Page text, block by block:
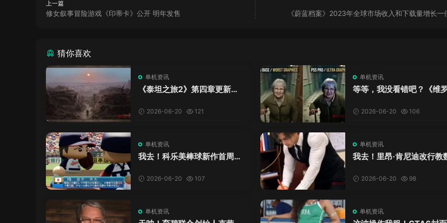
上一篇
修女叙事冒险游戏《印蒂卡》公开 明年发售 《蔚蓝档案》2023年全球市场收入和下载量增长一
猜你喜欢
单机资讯
《泰坦之旅2》第四章更新来
C！2026-06-20 121
单机资讯
等等，我没看错吧？《维
加料？
2026-06-20 106
单机资讯
我去！科乐美棒球新作首周十
口！2026-06-20 107
单机资讯
我去！里昂·肯尼迪改行教
格！2026-06-20 98
单机资讯 单机资讯